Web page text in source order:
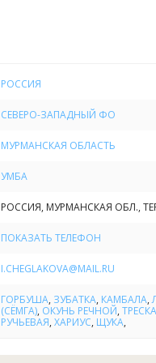
корпоративов,
красотой нашей
РОССИЯ
СЕВЕРО-ЗАПАДНЫЙ ФО
МУРМАНСКАЯ ОБЛАСТЬ
УМБА
РОССИЯ, МУРМАНСКАЯ ОБЛ.,
ПОКАЗАТЬ ТЕЛЕФОН
I.CHEGLAKOVA@MAIL.RU
ГОРБУША, ЗУБАТКА, КАМБАЛА,
(СЁМГА), ОКУНЬ РЕЧНОЙ, ТРЕСКА
РУЧЬЕВАЯ, ХАРИУС, ЩУКА,